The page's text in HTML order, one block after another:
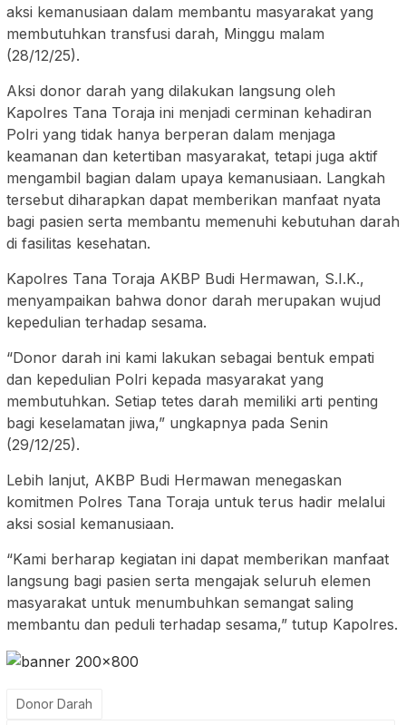
aksi kemanusiaan dalam membantu masyarakat yang
membutuhkan transfusi darah, Minggu malam
(28/12/25).
Aksi donor darah yang dilakukan langsung oleh
Kapolres Tana Toraja ini menjadi cerminan kehadiran
Polri yang tidak hanya berperan dalam menjaga
keamanan dan ketertiban masyarakat, tetapi juga aktif
mengambil bagian dalam upaya kemanusiaan. Langkah
tersebut diharapkan dapat memberikan manfaat nyata
bagi pasien serta membantu memenuhi kebutuhan darah
di fasilitas kesehatan.
Kapolres Tana Toraja AKBP Budi Hermawan, S.I.K.,
menyampaikan bahwa donor darah merupakan wujud
kepedulian terhadap sesama.
“Donor darah ini kami lakukan sebagai bentuk empati
dan kepedulian Polri kepada masyarakat yang
membutuhkan. Setiap tetes darah memiliki arti penting
bagi keselamatan jiwa,” ungkapnya pada Senin
(29/12/25).
Lebih lanjut, AKBP Budi Hermawan menegaskan
komitmen Polres Tana Toraja untuk terus hadir melalui
aksi sosial kemanusiaan.
“Kami berharap kegiatan ini dapat memberikan manfaat
langsung bagi pasien serta mengajak seluruh elemen
masyarakat untuk menumbuhkan semangat saling
membantu dan peduli terhadap sesama,” tutup Kapolres.
Donor Darah